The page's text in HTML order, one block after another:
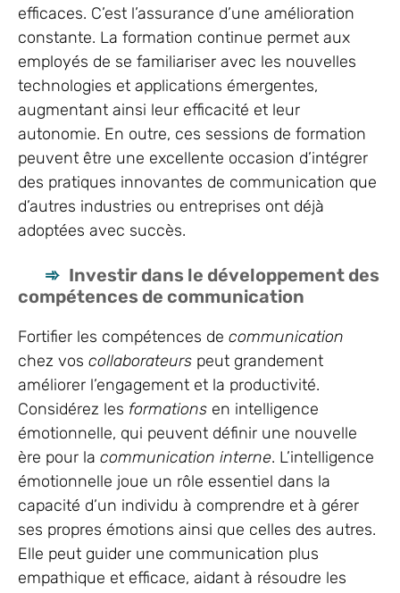
efficaces. C’est l’assurance d’une amélioration
constante. La formation continue permet aux
employés de se familiariser avec les nouvelles
technologies et applications émergentes,
augmentant ainsi leur efficacité et leur
autonomie. En outre, ces sessions de formation
peuvent être une excellente occasion d’intégrer
des pratiques innovantes de communication que
d’autres industries ou entreprises ont déjà
adoptées avec succès.
Investir dans le développement des
compétences de communication
Fortifier les compétences de communication
chez vos collaborateurs peut grandement
améliorer l’engagement et la productivité.
Considérez les formations en intelligence
émotionnelle, qui peuvent définir une nouvelle
ère pour la communication interne. L’intelligence
émotionnelle joue un rôle essentiel dans la
capacité d’un individu à comprendre et à gérer
ses propres émotions ainsi que celles des autres.
Elle peut guider une communication plus
empathique et efficace, aidant à résoudre les